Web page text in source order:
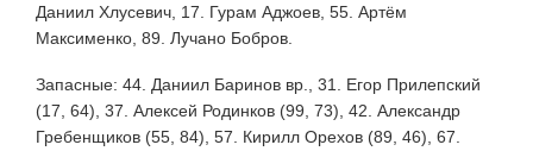
Даниил Хлусевич, 17. Гурам Аджоев, 55. Артём
Максименко, 89. Лучано Бобров.
Запасные: 44. Даниил Баринов вр., 31. Егор Прилепский
(17, 64), 37. Алексей Родинков (99, 73), 42. Александр
Гребенщиков (55, 84), 57. Кирилл Орехов (89, 46), 67.